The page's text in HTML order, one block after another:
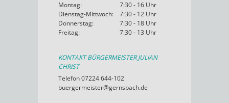
Montag:
7:30 - 16 Uhr
Dienstag-Mittwoch:
7:30 - 12 Uhr
Donnerstag:
7:30 - 18 Uhr
Freitag:
7:30 - 13 Uhr
KONTAKT BÜRGERMEISTER JULIAN
CHRIST
Telefon 07224 644-102
buergermeister@gernsbach.de